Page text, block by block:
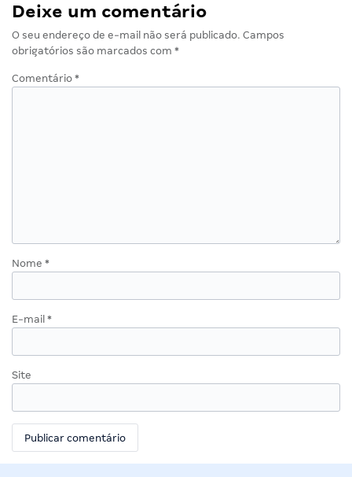
Deixe um comentário
O seu endereço de e-mail não será publicado. Campos
obrigatórios são marcados com *
Comentário *
Nome *
E-mail *
Site